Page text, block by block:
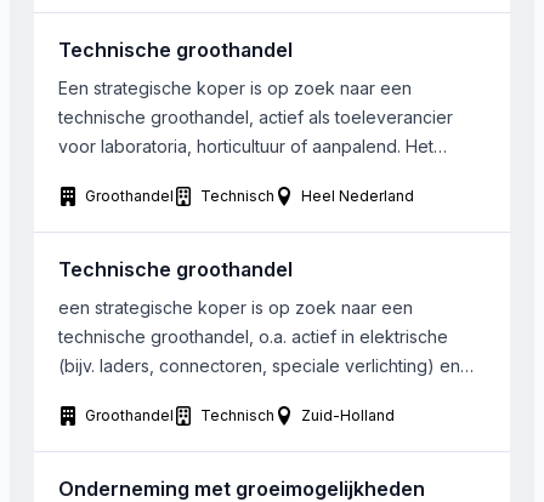
bemesters, transporttechnieken en zaaimachines. De
onderneming handelt in diverse gerenommeerde
voor Denemarken (Scandinavië). De onderneming is
gevestigd in Denemarken en het onroerend goed
(1.000 m2 loods en kantoor) kan […]
Technische groothandel
Een strategische koper is op zoek naar een
technische groothandel, actief als toeleverancier
voor laboratoria, horticultuur of aanpalend. Het
tot circa EUR 4.000.000 per jaar. Locatie:
Nederland/Belgie/Duitsland, maar moet
verplaatsbaar zijn binnen max 2 jaar naar regio
‘shared functions’ verplaatsbaar zijn […]
Groothandel Technisch Heel Nederland
Technische groothandel
een strategische koper is op zoek naar een
technische groothandel, o.a. actief in elektrische
(bijv. laders, connectoren, speciale verlichting) en
exclusieve vertegenwoordigingen. Voorkeur gaat uit
naar naar bedrijven die gezien hun omvang
gemakkelijk te integreren zijn.
Groothandel Technisch Zuid-Holland
Onderneming met groeimogelijkheden